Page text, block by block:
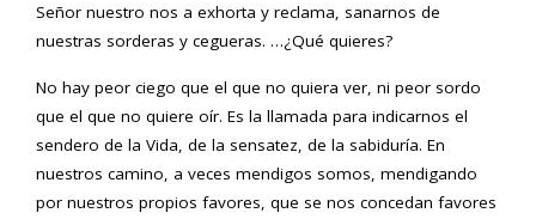
Señor nuestro nos a exhorta y reclama, sanarnos de
nuestras sorderas y cegueras. …¿Qué quieres?
No hay peor ciego que el que no quiera ver, ni peor sordo
que el que no quiere oír. Es la llamada para indicarnos el
sendero de la Vida, de la sensatez, de la sabiduría. En
nuestros camino, a veces mendigos somos, mendigando
por nuestros propios favores, que se nos concedan favores